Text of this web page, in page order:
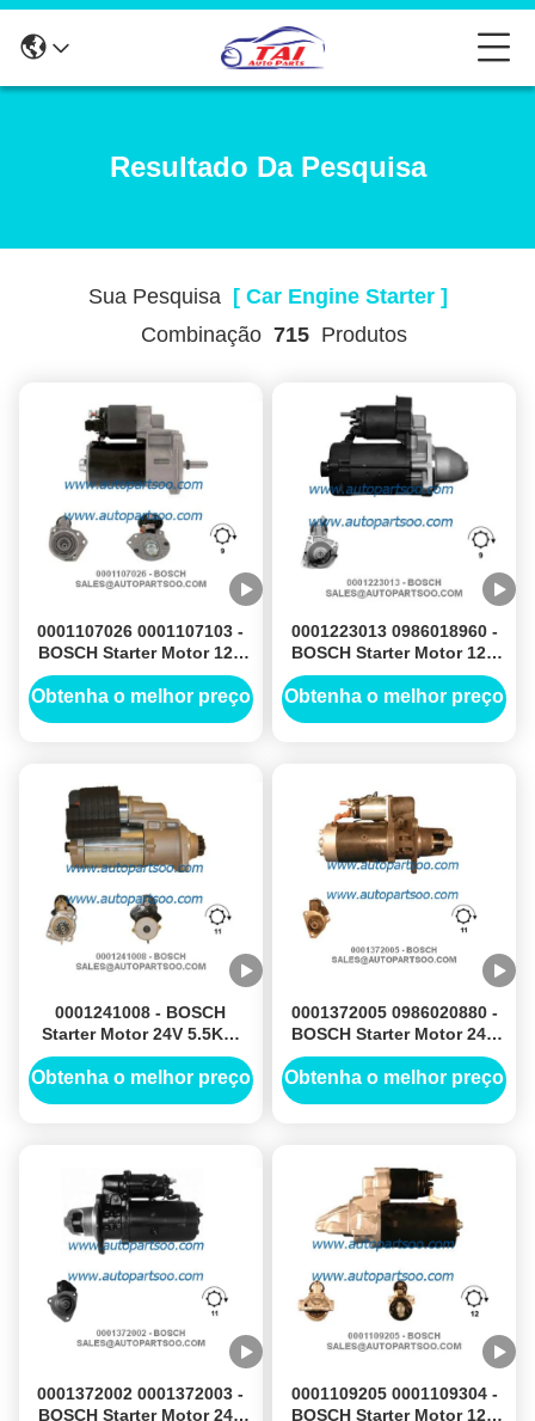
Resultado Da Pesquisa
Sua Pesquisa[ Car Engine Starter ]
Combinação 715Produtos
0001107026 0001107103 -
BOSCH Starter Motor 12V
1.1KW 9T MOTORES DE
ARRANQUE
Obtenha o melhor preço
0001223013 0986018960 -
BOSCH Starter Motor 12V
2.3KW 9T MOTORES DE
ARRANQUE
Obtenha o melhor preço
0001241008 - BOSCH
Starter Motor 24V 5.5KW
11T MOTORES DE
ARRANQUE
Obtenha o melhor preço
0001372005 0986020880 -
BOSCH Starter Motor 24V
6.2KW 11T MOTORES DE
ARRANQUE
Obtenha o melhor preço
0001372002 0001372003 -
BOSCH Starter Motor 24V
0001109205 0001109304 -
BOSCH Starter Motor 12V